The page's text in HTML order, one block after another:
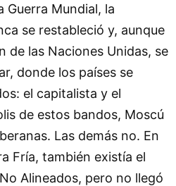
Guerra Mundial, la
se restableció y, aunque
de las Naciones Unidas, se
donde los países se
el capitalista y el
de estos bandos, Moscú
Las demás no. En
Fría, también existía el
Alineados, pero no llegó